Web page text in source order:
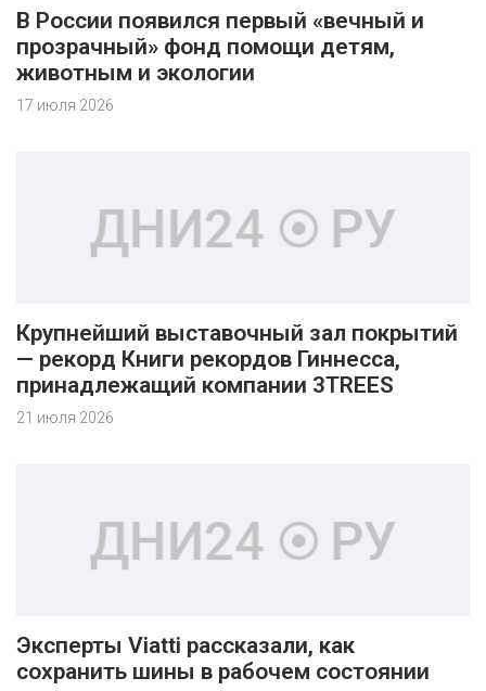
В России появился первый «вечный и
прозрачный» фонд помощи детям,
животным и экологии
17 июля 2026
Крупнейший выставочный зал покрытий
— рекорд Книги рекордов Гиннесса,
принадлежащий компании 3TREES
21 июля 2026
Эксперты Viatti рассказали, как
сохранить шины в рабочем состоянии